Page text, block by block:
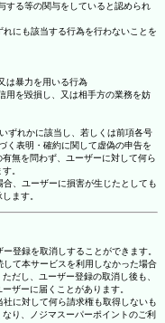
する等の関与をしていると認められ
にも該当する行為を行わないことを
は暴力を用いる行為
用を毀損し、又は相手方の業務を妨
ずれかに該当し、若しくは前項各号
く表明・確約に関して虚偽の申告を
無を問わず、ユーザーに対して何ら
。
、ユーザーに損害が生じたとしても
ます。
登録を取消しすることができます。
て本サービスを利用しなかった場合
だし、ユーザー登録の取消し後も、
ザーに届くことがあります。
に対して何ら請求権も取得しないも
り、ノジマスーパーポイントのご利